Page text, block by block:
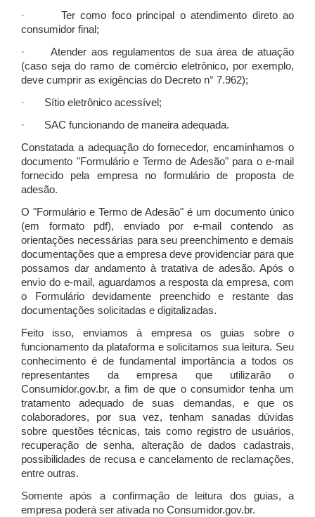
· Ter como foco principal o atendimento direto ao
consumidor final;
· Atender aos regulamentos de sua área de atuação
(caso seja do ramo de comércio eletrônico, por exemplo,
deve cumprir as exigências do Decreto n° 7.962);
· Sítio eletrônico acessível;
· SAC funcionando de maneira adequada.
Constatada a adequação do fornecedor, encaminhamos o
documento "Formulário e Termo de Adesão" para o e-mail
fornecido pela empresa no formulário de proposta de
adesão.
O "Formulário e Termo de Adesão" é um documento único
(em formato pdf), enviado por e-mail contendo as
orientações necessárias para seu preenchimento e demais
documentações que a empresa deve providenciar para que
possamos dar andamento à tratativa de adesão. Após o
envio do e-mail, aguardamos a resposta da empresa, com
o Formulário devidamente preenchido e restante das
documentações solicitadas e digitalizadas.
Feito isso, enviamos à empresa os guias sobre o
funcionamento da plataforma e solicitamos sua leitura. Seu
conhecimento é de fundamental importância a todos os
representantes da empresa que utilizarão o
Consumidor.gov.br, a fim de que o consumidor tenha um
tratamento adequado de suas demandas, e que os
colaboradores, por sua vez, tenham sanadas dúvidas
sobre questões técnicas, tais como registro de usuários,
recuperação de senha, alteração de dados cadastrais,
possibilidades de recusa e cancelamento de reclamações,
entre outras.
Somente após a confirmação de leitura dos guias, a
empresa poderá ser ativada no Consumidor.gov.br.